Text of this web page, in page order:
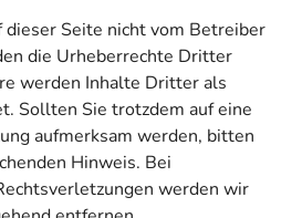
Seite nicht vom Betreiber
die Urheberrechte Dritter
werden Inhalte Dritter als
Sollten Sie trotzdem auf eine
aufmerksam werden, bitten
Hinweis. Bei
werden wir